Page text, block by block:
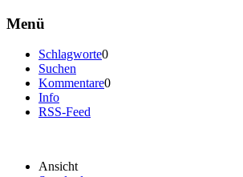
Menü
Schlagworte0
Suchen
Kommentare0
Info
RSS-Feed
Ansicht